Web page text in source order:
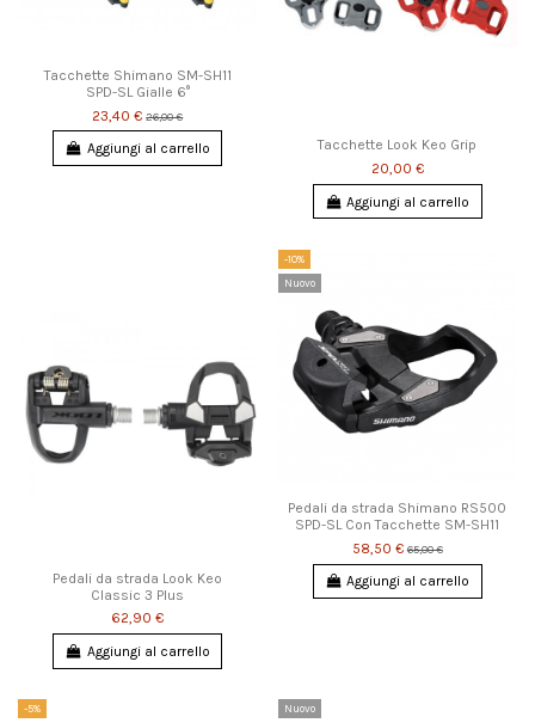
Tacchette Shimano SM-SH11
SPD-SL Gialle 6°
23,40 € 26,00 €
Aggiungi al carrello
Tacchette Look Keo Grip
20,00 €
Aggiungi al carrello
Pedali da strada Look Keo
Classic 3 Plus
62,90 €
Aggiungi al carrello
-10%
Nuovo
Pedali da strada Shimano RS500
SPD-SL Con Tacchette SM-SH11
58,50 € 65,00 €
Aggiungi al carrello
-5%
Nuovo